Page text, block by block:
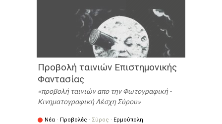
Προβολή ταινιών Επιστημονικής
Φαντασίας
προβολή ταινιών απο την Φωτογραφική -
Κινηματογραφική Λέσχη Σύρου
Νέα · Προβολές · Σύρος · Ερμούπολη